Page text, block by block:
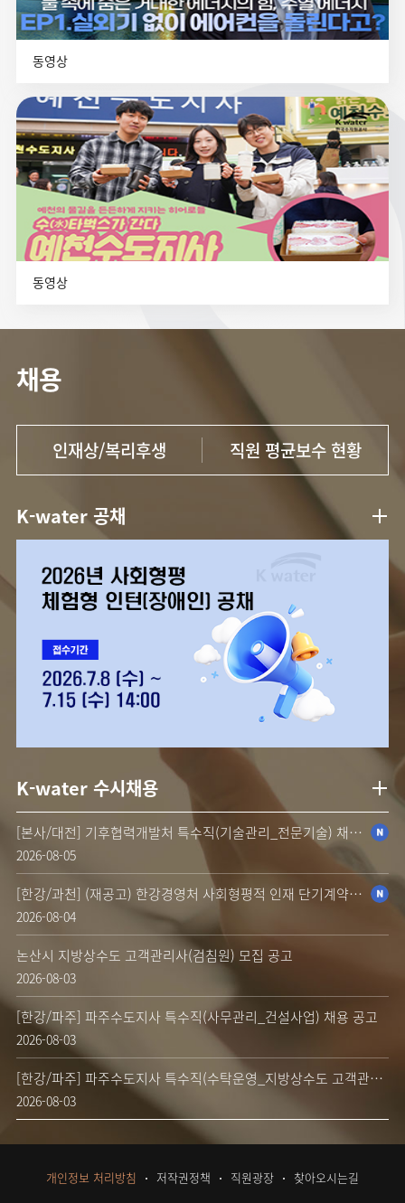
동영상
동영상
채용
인재상/복리후생 직원 평균보수 현황
K-water 공채
K-water 수시채용
[본사/대전] 기후협력개발처 특수직(기술관리_전문기술) 채용 공고
2026-08-05
[한강/과천] (재공고) 한강경영처 사회형평적 인재 단기계약근로자(시설관리) 채용 공고(장애인 제한채용)
2026-08-04
논산시 지방상수도 고객관리사(검침원) 모집 공고
2026-08-03
[한강/파주] 파주수도지사 특수직(사무관리_건설사업) 채용 공고
2026-08-03
[한강/파주] 파주수도지사 특수직(수탁운영_지방상수도 고객관리) 채용 공고
2026-08-03
개인정보 처리방침 저작권정책 직원광장 찾아오시는길